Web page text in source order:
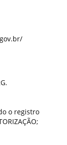
o registro